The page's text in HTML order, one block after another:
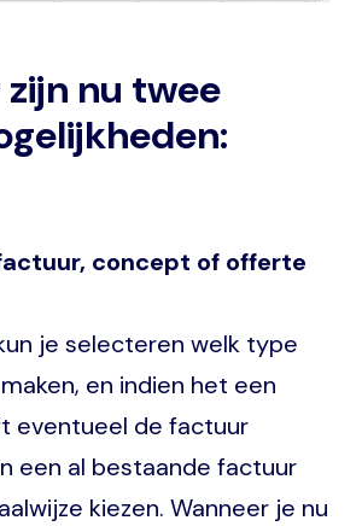
zijn nu twee
concept of offerte
je selecteren welk type
en indien het een
eventueel de factuur
een al bestaande factuur
kiezen. Wanneer je nu